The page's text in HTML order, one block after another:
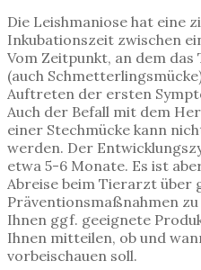
Die Leishmaniose hat eine
Inkubationszeit zwischen
Vom Zeitpunkt, an dem
(auch
Auftreten der ersten
Auch der Befall mit dem
einer Stechmücke kann
werden. Der
etwa 5-6 Monate. Es ist
Abreise beim Tierarzt über
Präventionsmaßnahmen
Ihnen ggf. geeignete
Ihnen mitteilen, ob und
vorbeischauen soll.